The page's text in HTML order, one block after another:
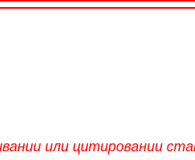
или цитировании